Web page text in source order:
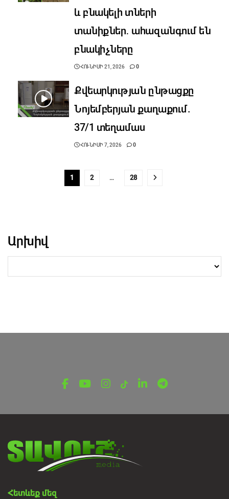
և բնակելի տների
տանիքներ․ ահազանգում են
բնակիչները
ՀՈՒՆԻՍԻ 21, 2026 0
Քվեարկության ընթացքը
Նոյեմբերյան քաղաքում.
37/1 տեղամաս
ՀՈՒՆԻՍԻ 7, 2026 0
1 2 28
Արխիվ
Հետևեք մեզ